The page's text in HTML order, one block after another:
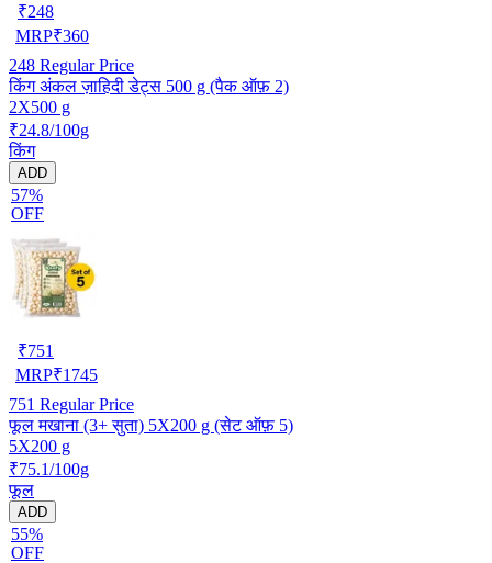
₹248
MRP₹360
248 Regular Price
किंग अंकल ज़ाहिदी डेट्स 500 g (पैक ऑफ़ 2)
2X500 g
₹24.8/100g
किंग
ADD
57%
OFF
₹751
MRP₹1745
751 Regular Price
फूल मखाना (3+ सुता) 5X200 g (सेट ऑफ़ 5)
5X200 g
₹75.1/100g
फूल
ADD
55%
OFF